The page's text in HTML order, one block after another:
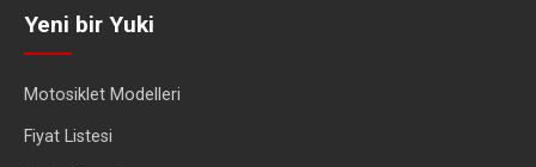
Yeni bir Yuki
Motosiklet Modelleri
Fiyat Listesi